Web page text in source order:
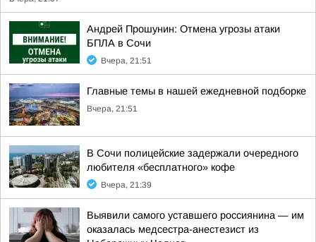
Андрей Прошунин: Отмена угрозы атаки
БПЛА в Сочи
Вчера, 21:51
Главные темы в нашей ежедневной подборке
Вчера, 21:51
В Сочи полицейские задержали очередного
любителя «бесплатного» кофе
Вчера, 21:39
Выявили самого уставшего россиянина — им
оказалась медсестра-анестезист из